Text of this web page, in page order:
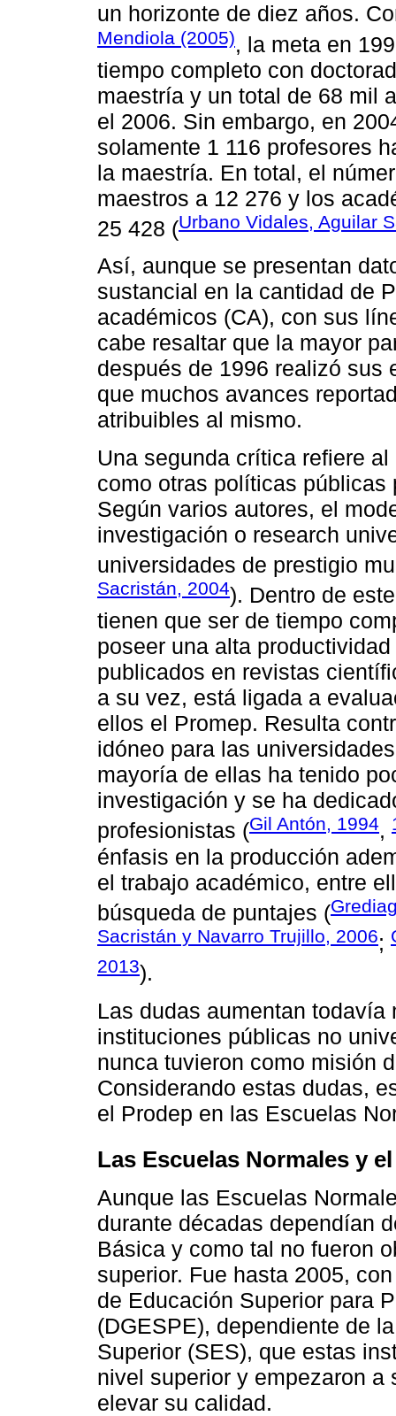
un horizonte de diez años.
Mendiola (2005), la meta en
tiempo completo con
maestría y un total de 68 mil
el 2006. Sin embargo, en
solamente 1 116 profesores
la maestría. En total, el
maestros a 12 276 y los
25 428 (Urbano Vidales, Aguilar
Así, aunque se presentan
sustancial en la cantidad de
académicos (CA), con sus
cabe resaltar que la mayor
después de 1996 realizó sus
que muchos avances
atribuibles al mismo.
Una segunda crítica refiere
como otras políticas públicas
Según varios autores, el
investigación o research
universidades de prestigio
Sacristán, 2004). Dentro de
tienen que ser de tiempo
poseer una alta
publicados en revistas
a su vez, está ligada a
ellos el Promep. Resulta
idóneo para las
mayoría de ellas ha tenido
investigación y se ha
profesionistas (Gil Antón, 1994,
énfasis en la producción
el trabajo académico, entre
búsqueda de puntajes (
Sacristán y Navarro Trujillo, 2006;
2013).
Las dudas aumentan
instituciones públicas no
nunca tuvieron como misión
Considerando estas dudas,
el Prodep en las Escuelas
Las Escuelas Normales y
Aunque las Escuelas
durante décadas dependían
Básica y como tal no fueron
superior. Fue hasta 2005,
de Educación Superior para
(DGESPE), dependiente de
Superior (SES), que estas
nivel superior y empezaron
elevar su calidad.